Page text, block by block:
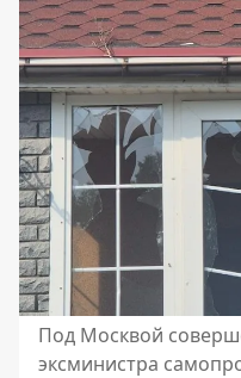
Под Москвой
эксминистра